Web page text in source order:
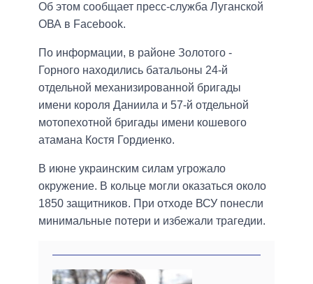
Об этом сообщает пресс-служба Луганской
ОВА в Facebook.
По информации, в районе Золотого -
Горного находились батальоны 24-й
отдельной механизированной бригады
имени короля Даниила и 57-й отдельной
мотопехотной бригады имени кошевого
атамана Костя Гордиенко.
В июне украинским силам угрожало
окружение. В кольце могли оказаться около
1850 защитников. При отходе ВСУ понесли
минимальные потери и избежали трагедии.